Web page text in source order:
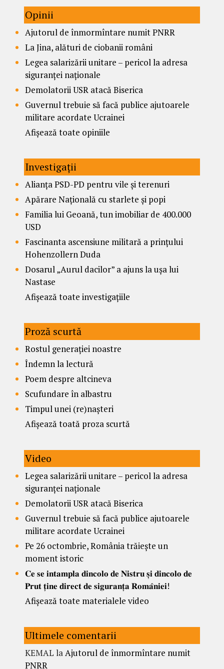
Opinii
Ajutorul de înmormîntare numit PNRR
La Jina, alături de ciobanii români
Legea salarizării unitare – pericol la adresa
siguranței naționale
Demolatorii USR atacă Biserica
Guvernul trebuie să facă publice ajutoarele
militare acordate Ucrainei
Afișează toate opiniile
Investigații
Alianța PSD-PD pentru vile și terenuri
Apărare Națională cu starlete și popi
Familia lui Geoană, tun imobiliar de 400.000
USD
Fascinanta ascensiune militară a prințului
Hohenzollern Duda
Dosarul „Aurul dacilor” a ajuns la ușa lui
Nastase
Afișează toate investigațiile
Proză scurtă
Rostul generației noastre
Îndemn la lectură
Poem despre altcineva
Scufundare în albastru
Timpul unei (re)nașteri
Afișează toată proza scurtă
Video
Legea salarizării unitare – pericol la adresa
siguranței naționale
Demolatorii USR atacă Biserica
Guvernul trebuie să facă publice ajutoarele
militare acordate Ucrainei
Pe 26 octombrie, România trăiește un
moment istoric
𝐂𝐞 𝐬𝐞 𝐢𝐧𝐭𝐚𝐦𝐩𝐥𝐚 𝐝𝐢𝐧𝐜𝐨𝐥𝐨 𝐝𝐞 𝐍𝐢𝐬𝐭𝐫𝐮 𝐬̦𝐢 𝐝𝐢𝐧𝐜𝐨𝐥𝐨 𝐝𝐞
𝐏𝐫𝐮𝐭 𝐭̦𝐢𝐧𝐞 𝐝𝐢𝐫𝐞𝐜𝐭 𝐝𝐞 𝐬𝐢𝐠𝐮𝐫𝐚𝐧𝐭̦𝐚 𝐑𝐨𝐦𝐚̂𝐧𝐢𝐞𝐢!
Afișează toate materialele video
Ultimele comentarii
KEMAL la Ajutorul de înmormîntare numit
PNRR